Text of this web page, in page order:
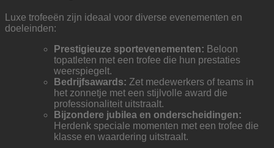
Luxe trofeeën zijn ideaal voor diverse evenementen en
doeleinden:
Prestigieuze sportevenementen: Beloon
topatleten met een trofee die hun prestaties
weerspiegelt.
Bedrijfsawards: Zet medewerkers of teams in
het zonnetje met een stijlvolle award die
professionaliteit uitstraalt.
Bijzondere jubilea en onderscheidingen:
Herdenk speciale momenten met een trofee die
klasse en waardering uitstraalt.